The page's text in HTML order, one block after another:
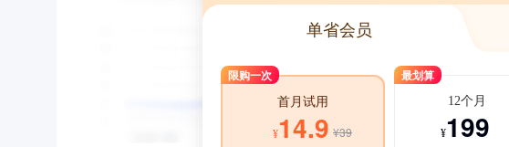
单省会员
限购一次
首月试用
¥14.9 ¥39
最划算
12个月
¥199